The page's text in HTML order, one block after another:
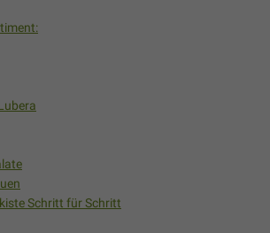
Schritt für Schritt